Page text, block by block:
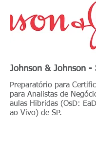
Johnson & Johnson -
Preparatório para
para Analistas de
aulas Hibridas (OsD:
ao Vivo) de SP.